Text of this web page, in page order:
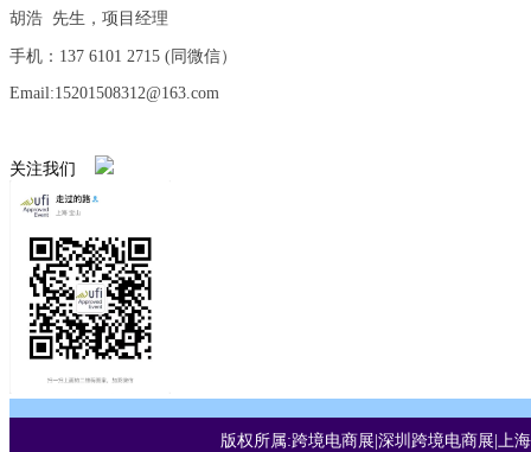
胡浩 先生，项目经理
手机：137 6101 2715 (同微信）
Email:15201508312@163.com
关注我们
版权所属:跨境电商展|深圳跨境电商展|上